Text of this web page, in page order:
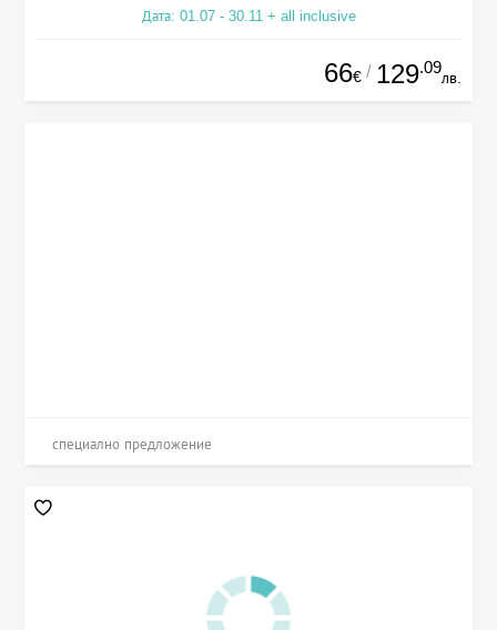
Дата: 01.07 - 30.11 + all inclusive
66€ / 129.09
лв.
специално предложение